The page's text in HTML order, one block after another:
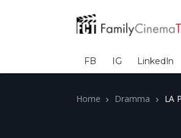
FB IG LinkedIn
Home Dramma LA